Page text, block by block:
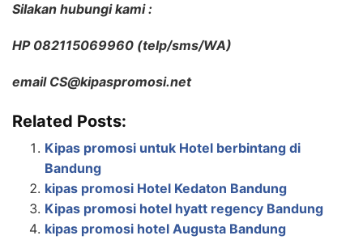
Silakan hubungi kami :
HP 082115069960 (telp/sms/WA)
email CS@kipaspromosi.net
Related Posts:
Kipas promosi untuk Hotel berbintang di
Bandung
kipas promosi Hotel Kedaton Bandung
Kipas promosi hotel hyatt regency Bandung
kipas promosi hotel Augusta Bandung